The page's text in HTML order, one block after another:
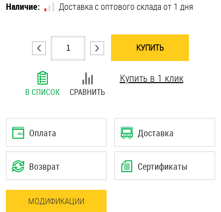
Наличие:
Доставка с оптового склада от 1 дня
КУПИТЬ
В СПИСОК СРАВНИТЬ
Купить в 1 клик
Оплата Доставка
Возврат Сертификаты
МОДИФИКАЦИИ